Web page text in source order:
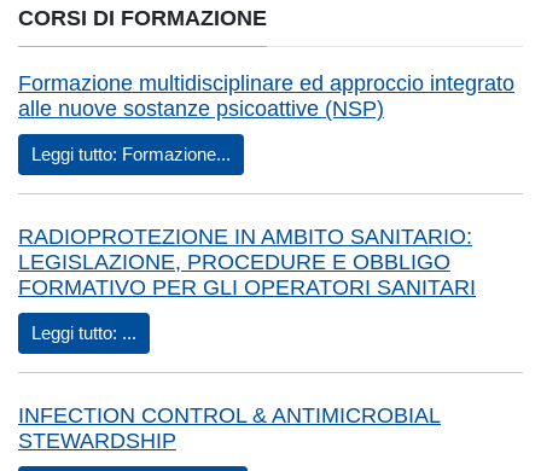
CORSI DI FORMAZIONE
Formazione multidisciplinare ed approccio integrato
alle nuove sostanze psicoattive (NSP)
Leggi tutto: Formazione...
RADIOPROTEZIONE IN AMBITO SANITARIO:
LEGISLAZIONE, PROCEDURE E OBBLIGO
FORMATIVO PER GLI OPERATORI SANITARI
Leggi tutto: ...
INFECTION CONTROL & ANTIMICROBIAL
STEWARDSHIP